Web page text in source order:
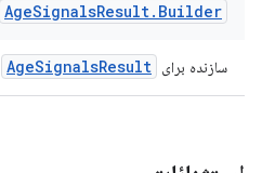
AgeSignalsResult. Builder
سازنده برای AgeSignalsResult